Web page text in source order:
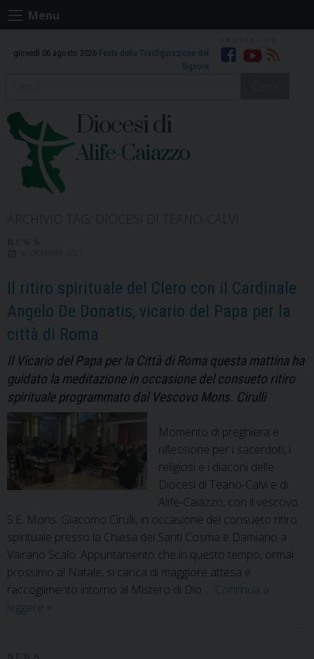
Skip
to
Menu
giovedì 06 agosto 2026 Festa della Trasfigurazione del
Signore
Facebook
Youtube
RSS
Diocesi di
Alife-Caiazzo
16 DICEMBRE 2021
Il ritiro spirituale del Clero con il Cardinale
Angelo De Donatis, vicario del Papa per la
città di Roma
Il Vicario del Papa per la Città di Roma questa mattina ha
guidato la meditazione in occasione del consueto ritiro
spirituale programmato dal Vescovo Mons. Cirulli
Momento di preghiera e
riflessione per i sacerdoti, i
religiosi e i diaconi delle
Diocesi di Teano-Calvi e di
Alife-Caiazzo, con il vescovo
S.E. Mons. Giacomo Cirulli, in occasione del consueto ritiro
spirituale presso la Chiesa dei Santi Cosma e Damiano a
Vairano Scalo. Appuntamento che in questo tempo, ormai
prossimo al Natale, si carica di maggiore attesa e
raccoglimento intorno al Mistero di Dio … Continua a
leggere Il»